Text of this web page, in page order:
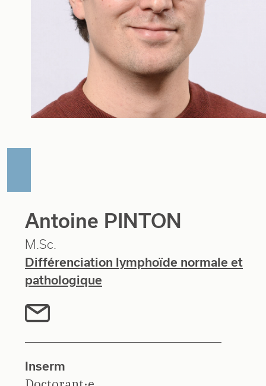
Antoine PINTON
M.Sc.
Différenciation lymphoïde normale et
pathologique
Inserm